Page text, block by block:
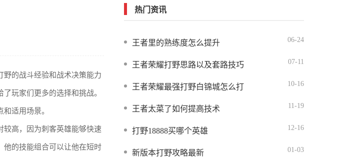
野的战斗经验和战术决策能力
玩家们更多的选择和挑战。
适用场景。
较高，因为刺客英雄能够快速
他的技能组合可以让他在短时
热门资讯
王者里的熟练度怎么提升 06-24
王者荣耀打野思路以及套路技巧 07-11
王者荣耀最强打野白锦城怎么打 10-16
王者太菜了如何提高技术 11-19
打野18888买哪个英雄 12-16
新版本打野攻略最新 01-03